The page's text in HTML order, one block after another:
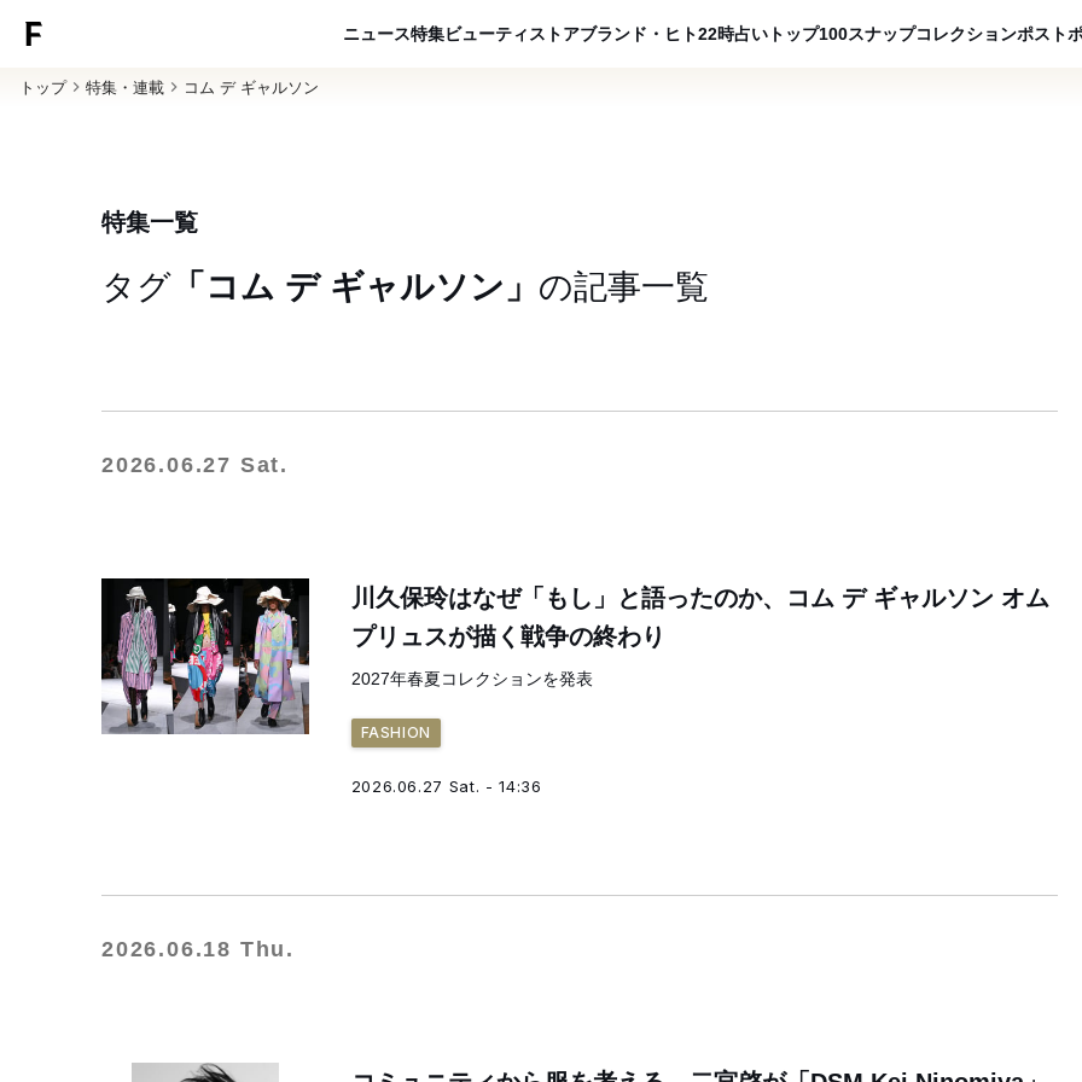
ニュース特集ビューティ ストアブランド・ヒト22時占い トップ100スナップコレクションポスト
トップ 特集・連載 コム デ ギャルソン
特集一覧
タグ 「コム デ ギャルソン」 の記事一覧
2026.06.27 Sat.
川久保玲はなぜ「もし」と語ったのか、コム デ ギャルソン オム
プリュスが描く戦争の終わり
2027年春夏コレクションを発表
FASHION
2026.06.27 Sat. - 14:36
2026.06.18 Thu.